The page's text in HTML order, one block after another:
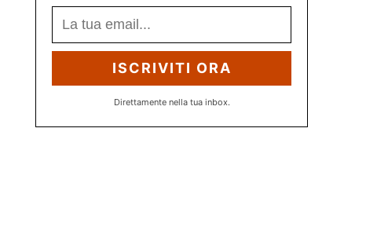
ISCRIVITI ORA
Direttamente nella tua inbox.